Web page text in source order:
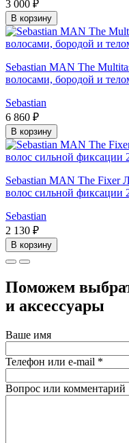
3 000 ₽
В корзину
Sebastian MAN The
волосами, бородой и
Sebastian
6 860 ₽
В корзину
Sebastian MAN The Fixer
волос сильной фиксации
Sebastian
2 130 ₽
В корзину
Поможем
и аксессуары
Ваше имя
Телефон или e-mail *
Вопрос или комментарий